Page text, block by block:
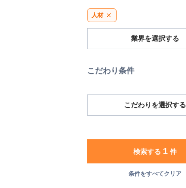
人材 close
業界を選択する
こだわり条件
こだわりを選択する
検索する 1件
条件をすべてクリア